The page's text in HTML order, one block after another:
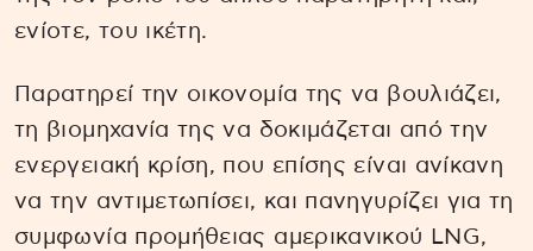
ενίοτε, του ικέτη.
Παρατηρεί την οικονομία της να βουλιάζει,
τη βιομηχανία της να δοκιμάζεται από την
ενεργειακή κρίση, που επίσης είναι ανίκανη
να την αντιμετωπίσει, και πανηγυρίζει για τη
συμφωνία προμήθειας αμερικανικού LNG,